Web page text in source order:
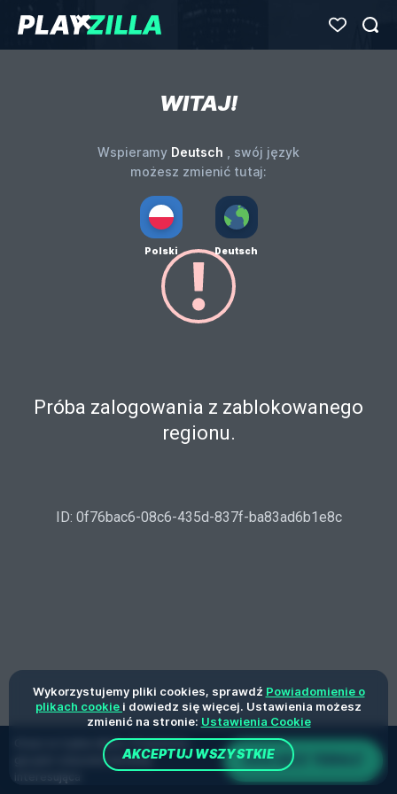
Grasz w trybie demo. Prawdziwa
gra jest znacznie bardziej
DOŁĄCZ TERAZ
Wykorzystujemy pliki cookies, sprawdź Powiadomienie o
plikach cookie i dowiedz się więcej. Ustawienia możesz
zmienić na stronie: Ustawienia Cookie
AKCEPTUJ WSZYSTKIE
WITAJ!
Wspieramy Deutsch , swój język
możesz zmienić tutaj:
Polski Deutsch